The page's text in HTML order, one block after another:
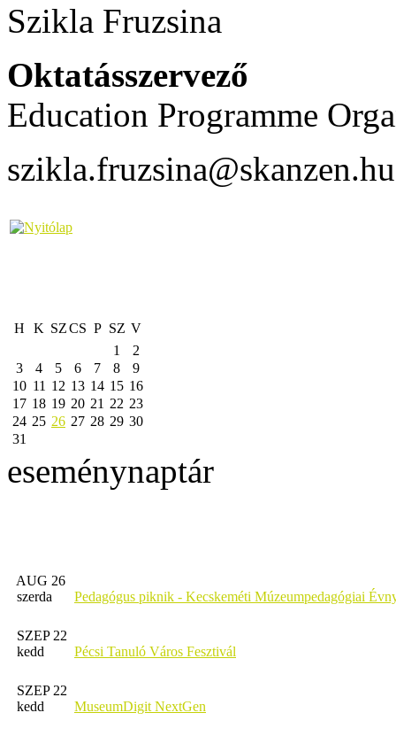
Szikla Fruzsina
Oktatásszervező
Education Programme
szikla.fruzsina@skanzen.hu
H K SZCS P SZ V
1
2
3
4 5 6 7 8
9
10 11 12 13 14 15 16
17 18 19 20 21 22 23
24 25 26 27 28 29 30
31
eseménynaptár
AUG 26
szerda
Pedagógus piknik - Kecskeméti Múzeumpedagógiai
SZEP 22
kedd
Pécsi Tanuló Város Fesztivál
SZEP 22
kedd
MuseumDigit NextGen